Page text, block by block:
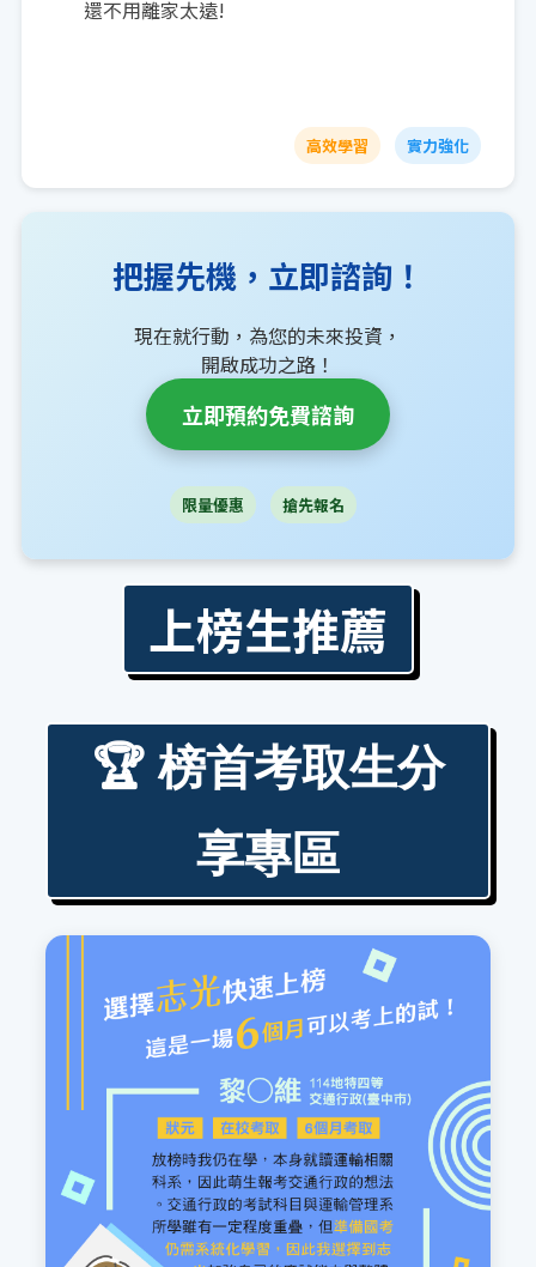
還不用離家太遠!
高效學習 實力強化
把握先機，立即諮詢！
現在就行動，為您的未來投資，
開啟成功之路！
立即預約免費諮詢
限量優惠 搶先報名
上榜生推薦
🏆 榜首考取生分
享專區